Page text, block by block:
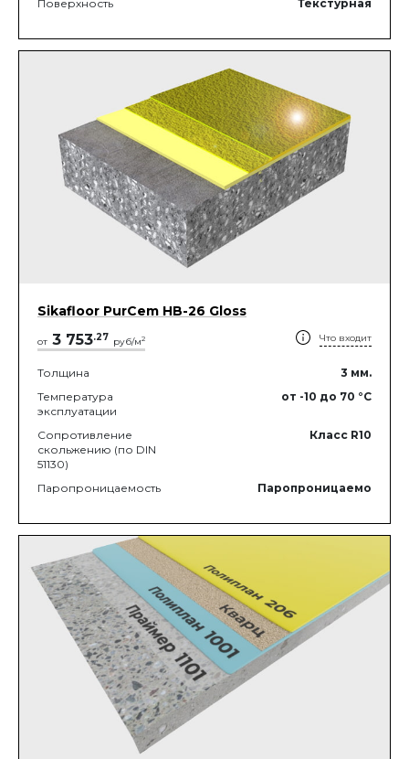
Поверхность Текстурная
Sikafloor PurCem HB-26 Gloss
от 3 753.27 руб/м2 Что входит
Толщина 3 мм.
Температура
эксплуатации
от -10 до 70 °C
Сопротивление
скольжению (по DIN
51130)
Класс R10
Паропроницаемость Паропроницаемо